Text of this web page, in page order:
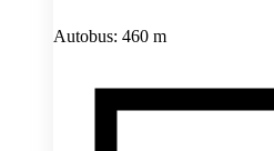
Autobus: 460 m